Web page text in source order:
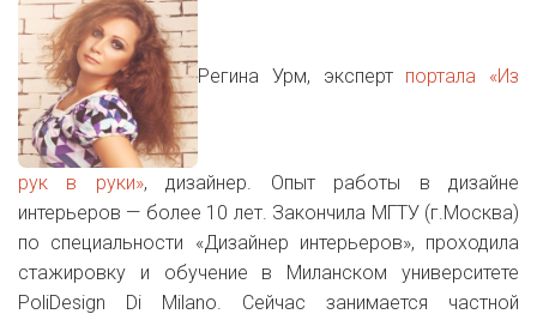
Регина Урм, эксперт портала «Из
рук в руки», дизайнер. Опыт работы в дизайне
интерьеров — более 10 лет. Закончила МГТУ (г.Москва)
по специальности «Дизайнер интерьеров», проходила
стажировку и обучение в Миланском университете
PoliDesign Di Milano. Сейчас занимается частной